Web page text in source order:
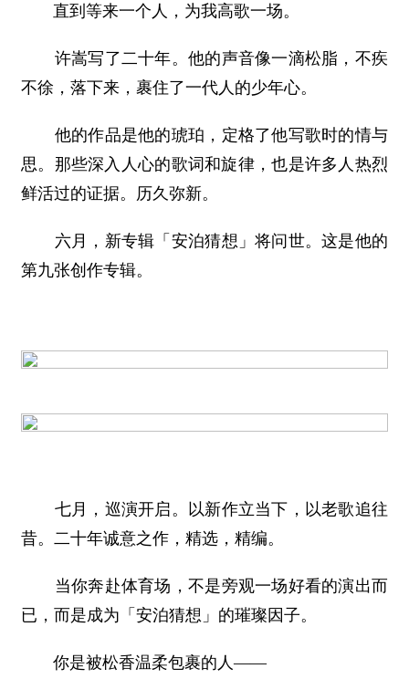
直到等来一个人，为我高歌一场。
许嵩写了二十年。他的声音像一滴松脂，不疾
不徐，落下来，裹住了一代人的少年心。
他的作品是他的琥珀，定格了他写歌时的情与
思。那些深入人心的歌词和旋律，也是许多人热烈
鲜活过的证据。历久弥新。
六月，新专辑「安泊猜想」将问世。这是他的
第九张创作专辑。
七月，巡演开启。以新作立当下，以老歌追往
昔。二十年诚意之作，精选，精编。
当你奔赴体育场，不是旁观一场好看的演出而
已，而是成为「安泊猜想」的璀璨因子。
你是被松香温柔包裹的人——